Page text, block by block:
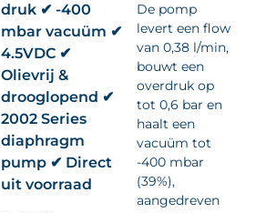
druk ✔ -400
mbar vacuüm ✔
4.5VDC ✔
Olievrij &
drooglopend ✔
2002 Series
diaphragm
pump ✔ Direct
uit voorraad
De pomp
levert een flow
van 0,38 l/min,
bouwt een
overdruk op
tot 0,6 bar en
haalt een
vacuüm tot
-400 mbar
(39%),
aangedreven